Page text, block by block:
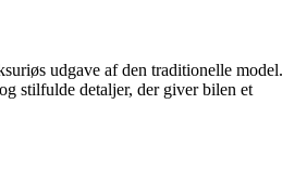
udgave af den traditionelle model.
stilfulde detaljer, der giver bilen et